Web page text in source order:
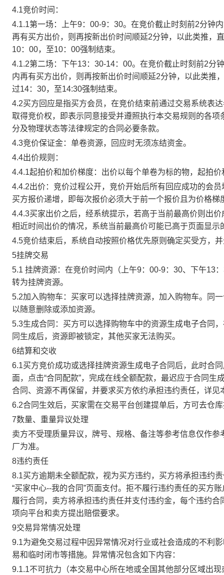
4.1竞价时间：
4.1.1第一场：上午9：00-9：30。在竞价截止时刻前2分钟
再有买方出价，则再按新出价时间顺延2分钟，以此类推，
10：00，至10：00强制结束。
4.1.2第二场：下午13：30-14：00。在竞价截止时刻前2分
内再有买方出价，则再按新出价时间顺延2分钟，以此类推
过14：30，至14:30强制结束。
4.2买方回应是指买方会员，在竞价结束前通过交易系统表
取得竞价权，即表示同意接受并遵照执行本交易规则的各
分及物理状态等法律规定的合同必要条款。
4.3竞价保证金：单卷资源，回应时无须冻结资金。
4.4出价规则：
4.4.1起拍价和加价梯度：出价以每个单卷为标的物，起拍
4.4.2出价：竞价过程公开，竞价开始后所有回应成功的会
买方报价递增，即每次报价必须大于前一个报价且为价格
4.4.3买家出价之后，经系统提示，若高于当前最高价则出
相近时间出价的情况，系统当前最高价可能已高于页面显示
4.5竞价结束后，系统自动按照价格优先原则确定买受方，
5挂牌交易
5.1 挂牌资源：在竞价时间内（上午9：00-9：30、下午13
转为挂牌资源。
5.2加入购物车：买家可以选择挂牌资源，加入购物车。同
以随意删除或添加资源。
5.3生成合同：买方可以选择购物车中的资源生成电子合同
同生成后，资源即被锁定，其他买家无法购买。
6结算和交收
6.1买方竞价成功或选择挂牌资源生成电子合同后，此时合
面，点击“合同配款”，完成在线全额配款，最迟应于合同
合同、资源不再保留，并要求买方依约承担违约责任，详见
6.2合同生效后，买家需在交易平台创建提单后，方可去仓
7数量、重量异议处理
卖方不受理质量异议，牌号、规格、备注等参考信息仅作
厂为准。
8违约责任
8.1买方逾期未全额配款，视为买方违约，买方将承担违约
“买家中心--我的合同”页面支付。拒不履行违约责任的买方
履行合同，卖方将承担违约责任并支付违约金，每个违约
项向平台和卖方提出赔偿要求。
9交易异常情况处理
9.1为避免交易过程中因异常情况对行业或社会造成的不利
易和临时闭市等措施。异常情况包含如下内容：
9.1.1不可抗力（本交易中心所在地或全国其他部分区域出